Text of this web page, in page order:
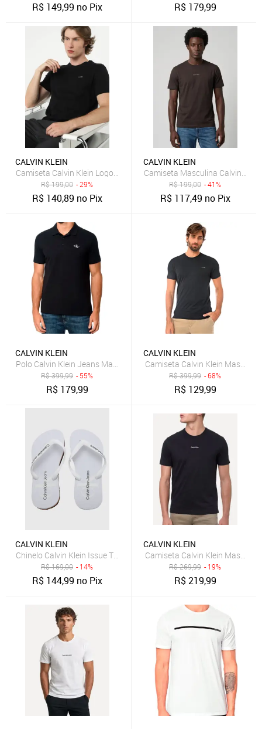
R$ 149,99 no Pix R$ 179,99
CALVIN KLEIN
Camiseta Calvin Klein Logo Preta
R$199,00 - 29%
R$ 140,89 no Pix
CALVIN KLEIN
Camiseta Masculina Calvin
R$199,00 - 41%
R$ 117,49 no Pix
CALVIN KLEIN
Polo Calvin Klein Jeans Masculina Piquet Regular Re Issue Preta
R$399,99 - 55%
R$ 179,99
CALVIN KLEIN
Camiseta Calvin Klein
R$399,99 - 68%
R$ 129,99
CALVIN KLEIN
Chinelo Calvin Klein Issue Tiras Branco
R$169,00 - 14%
R$ 144,99 no Pix
CALVIN KLEIN
Camiseta Calvin Klein
R$269,99 - 19%
R$219,99